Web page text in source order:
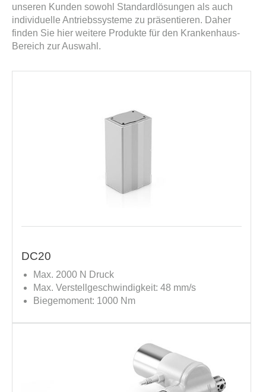
unseren Kunden sowohl Standardlösungen als auch
individuelle Antriebssysteme zu präsentieren. Daher
finden Sie hier weitere Produkte für den Krankenhaus-
Bereich zur Auswahl.
DC20
Max. 2000 N Druck
Max. Verstellgeschwindigkeit: 48 mm/s
Biegemoment: 1000 Nm